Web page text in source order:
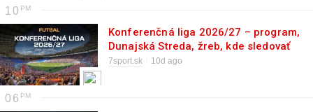
10
Konferenčná liga 2026/27 – program,
Dunajská Streda, žreb, kde sledovať
live prenosy
7sport.sk 10d ago
06